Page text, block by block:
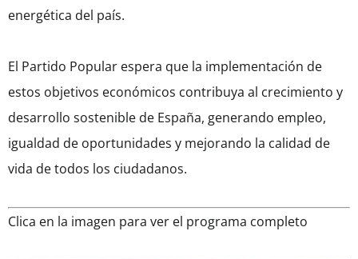
energética del país.
El Partido Popular espera que la implementación de
estos objetivos económicos contribuya al crecimiento y
desarrollo sostenible de España, generando empleo,
igualdad de oportunidades y mejorando la calidad de
vida de todos los ciudadanos.
Clica en la imagen para ver el programa completo